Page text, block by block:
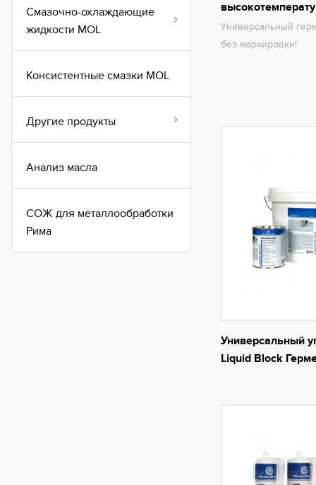
Смазочно-охлаждающие
жидкости MOL
Консистентные смазки MOL
Другие продукты
Анализ масла
СОЖ для металлообработки
Рима
Универсальный
без маркировки!
Универсальный
Liquid Block